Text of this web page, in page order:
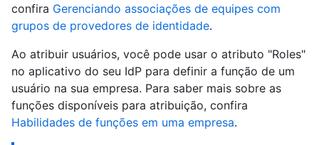
confira Gerenciando associações de equipes com
grupos de provedores de identidade.
Ao atribuir usuários, você pode usar o atributo "Roles"
no aplicativo do seu IdP para definir a função de um
usuário na sua empresa. Para saber mais sobre as
funções disponíveis para atribuição, confira
Habilidades de funções em uma empresa.